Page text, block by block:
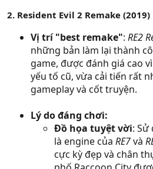
2. Resident Evil 2 Remake (2019)
Vị trí "best remake": RE2
những bản làm lại thành
game, được đánh giá cao
yếu tố cũ, vừa cải tiến rất
gameplay và cốt truyện.
Lý do đáng chơi:
Đồ họa tuyệt vời: Sử
là engine của RE7và
cực kỳ đẹp và chân